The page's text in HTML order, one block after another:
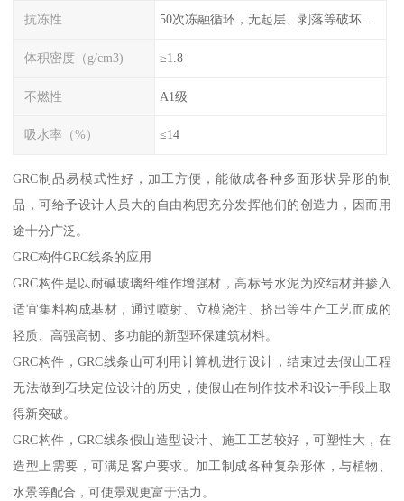
抗冻性 50次冻融循环，无起层、剥落等破坏现象
体积密度（g/cm3) ≥1.8
不燃性 A1级
吸水率（%） ≤14
GRC制品易模式性好，加工方便，能做成各种多面形状异形的制
品，可给予设计人员大的自由构思充分发挥他们的创造力，因而用
途十分广泛。
GRC构件GRC线条的应用
GRC构件是以耐碱玻璃纤维作增强材，高标号水泥为胶结材并掺入
适宜集料构成基材，通过喷射、立模浇注、挤出等生产工艺而成的
轻质、高强高韧、多功能的新型环保建筑材料。
GRC构件，GRC线条山可利用计算机进行设计，结束过去假山工程
无法做到石块定位设计的历史，使假山在制作技术和设计手段上取
得新突破。
GRC构件，GRC线条假山造型设计、施工工艺较好，可塑性大，在
造型上需要，可满足客户要求。加工制成各种复杂形体，与植物、
水景等配合，可使景观更富于活力。